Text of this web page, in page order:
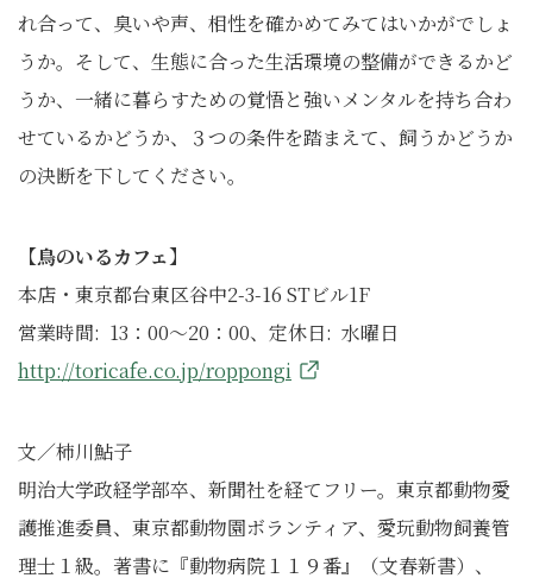
れ合って、臭いや声、相性を確かめてみてはいかがでしょ
うか。そして、生態に合った生活環境の整備ができるかど
うか、一緒に暮らすための覚悟と強いメンタルを持ち合わ
せているかどうか、３つの条件を踏まえて、飼うかどうか
の決断を下してください。
【鳥のいるカフェ】
本店・東京都台東区谷中2-3-16 STビル1F
営業時間: 13：00〜20：00、定休日: 水曜日
http://toricafe.co.jp/roppongi
文／柿川鮎子
明治大学政経学部卒、新聞社を経てフリー。東京都動物愛
護推進委員、東京都動物園ボランティア、愛玩動物飼養管
理士１級。著書に『動物病院１１９番』（文春新書）、